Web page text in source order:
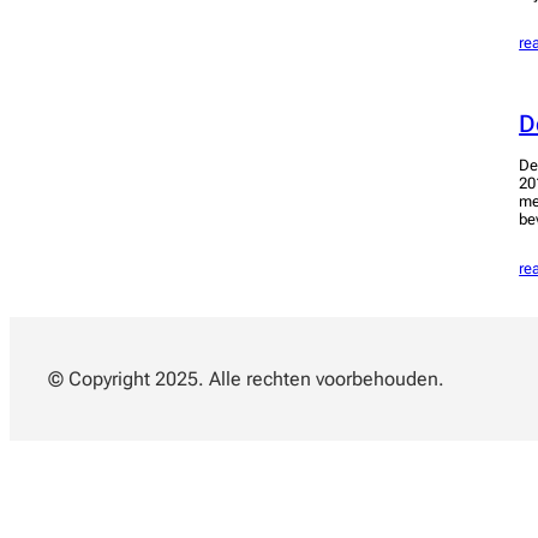
© Copyright 2025. Alle rechten voorbehouden.